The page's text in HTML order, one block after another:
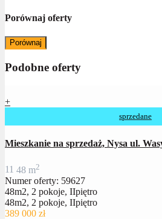
Porównaj oferty
Porównaj
Podobne oferty
+
sprzedane
Mieszkanie na sprzedaż, Nysa ul.
11 48 m2
Numer oferty: 59627
48m2, 2 pokoje, IIpiętro
48m2, 2 pokoje, IIpiętro
389 000 zł